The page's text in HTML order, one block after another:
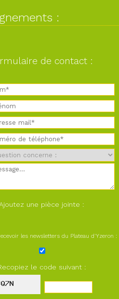
:
de contact :
une pièce jointe :
les newsletters du Plateau d'Yzeron :
le code suivant :